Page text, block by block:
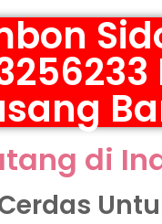
di